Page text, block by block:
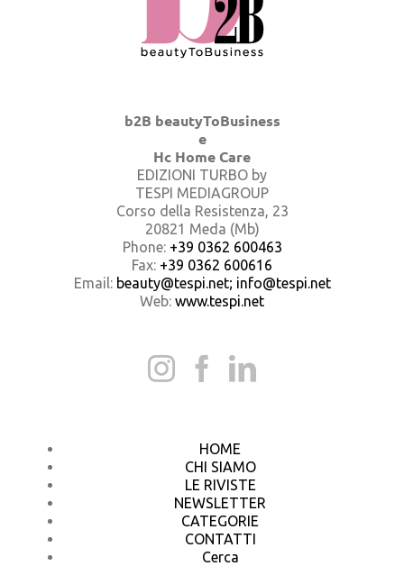
b2B beautyToBusiness
e
Hc Home Care
EDIZIONI TURBO by
TESPI MEDIAGROUP
Corso della Resistenza, 23
20821 Meda (Mb)
Phone: +39 0362 600463
Fax: +39 0362 600616
Email: beauty@tespi.net; info@tespi.net
Web: www.tespi.net
HOME
CHI SIAMO
LE RIVISTE
NEWSLETTER
CATEGORIE
CONTATTI
Cerca